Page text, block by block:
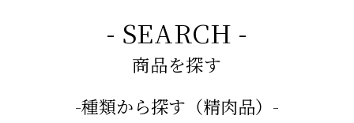
- SEARCH -
商品を探す
-種類から探す（精肉品）-